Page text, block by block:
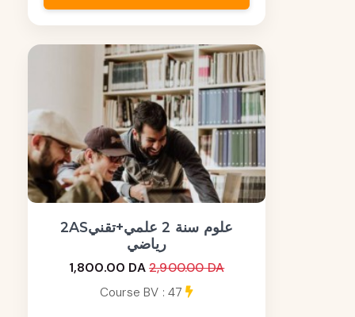
2ASعلوم سنة 2 علمي+تقني
رياضي
1,800.00 DA 2,900.00 DA
Course BV : 47